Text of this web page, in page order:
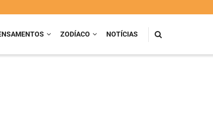
ZODÍACO NOTÍCIAS